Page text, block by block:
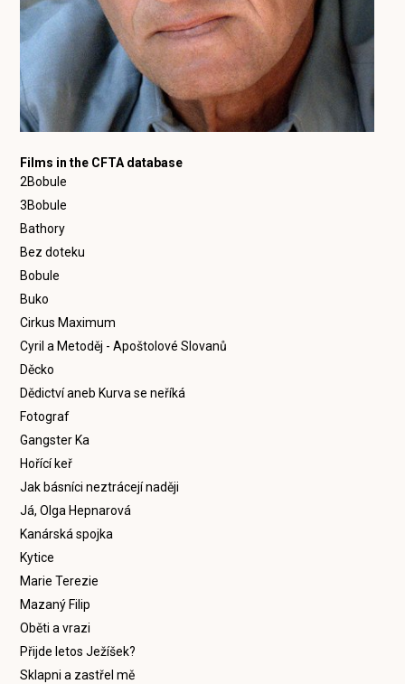
Films in the CFTA database
2Bobule
3Bobule
Bathory
Bez doteku
Bobule
Buko
Cirkus Maximum
Cyril a Metoděj - Apoštolové Slovanů
Děcko
Dědictví aneb Kurva se neříká
Fotograf
Gangster Ka
Hořící keř
Jak básníci neztrácejí naději
Já, Olga Hepnarová
Kanárská spojka
Kytice
Marie Terezie
Mazaný Filip
Oběti a vrazi
Přijde letos Ježíšek?
Sklapni a zastřel mě